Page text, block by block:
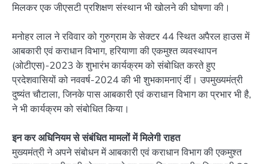
मिलकर एक जीएसटी प्रशिक्षण संस्थान भी खोलने की घोषणा की।
मनोहर लाल ने रविवार को गुरुग्राम के सेक्टर 44 स्थित अपैरल हाउस में
आबकारी एवं कराधान विभाग, हरियाणा की एकमुश्त व्यवस्थापन
(ओटीएस)-2023 के शुभारंभ कार्यक्रम को संबोधित करते हुए
प्रदेशवासियों को नववर्ष-2024 की भी शुभकामनाएं दीं। उपमुख्यमंत्री
दुष्यंत चौटाला, जिनके पास आबकारी एवं कराधान विभाग का प्रभार भी है,
ने भी कार्यक्रम को संबोधित किया।
इन कर अधिनियम से संबंधित मामलों में मिलेगी राहत
मुख्यमंत्री ने अपने संबोधन में आबकारी एवं कराधान विभाग की एकमुश्त